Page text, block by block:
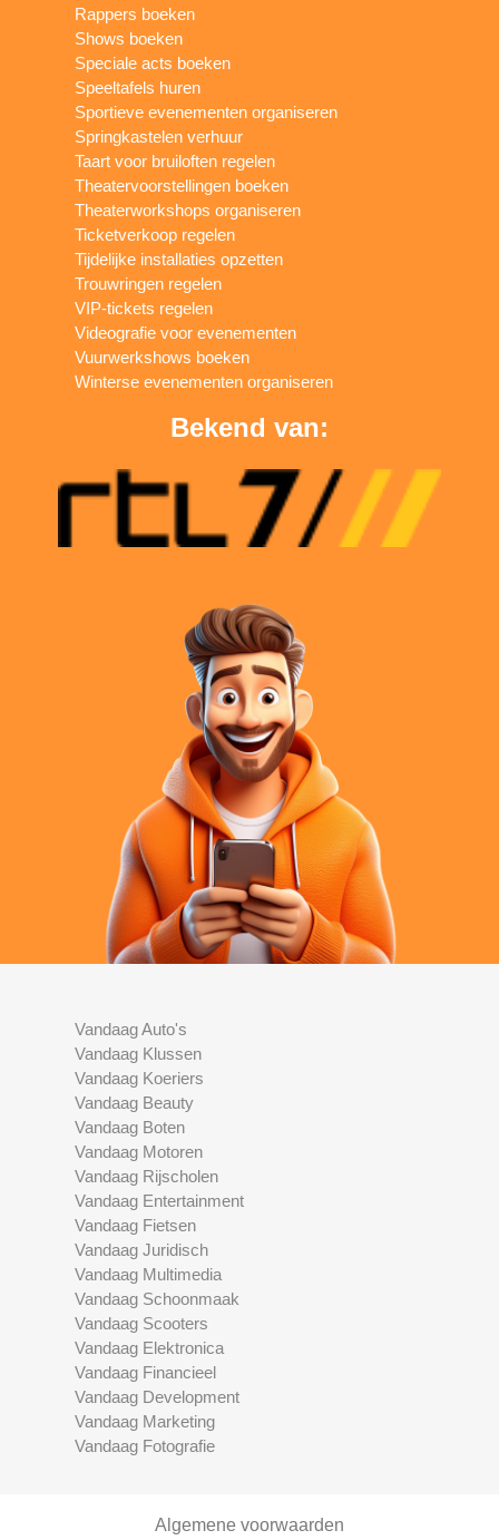
Rappers boeken
Shows boeken
Speciale acts boeken
Speeltafels huren
Sportieve evenementen organiseren
Springkastelen verhuur
Taart voor bruiloften regelen
Theatervoorstellingen boeken
Theaterworkshops organiseren
Ticketverkoop regelen
Tijdelijke installaties opzetten
Trouwringen regelen
VIP-tickets regelen
Videografie voor evenementen
Vuurwerkshows boeken
Winterse evenementen organiseren
Bekend van:
Vandaag Auto's
Vandaag Klussen
Vandaag Koeriers
Vandaag Beauty
Vandaag Boten
Vandaag Motoren
Vandaag Rijscholen
Vandaag Entertainment
Vandaag Fietsen
Vandaag Juridisch
Vandaag Multimedia
Vandaag Schoonmaak
Vandaag Scooters
Vandaag Elektronica
Vandaag Financieel
Vandaag Development
Vandaag Marketing
Vandaag Fotografie
Algemene voorwaarden